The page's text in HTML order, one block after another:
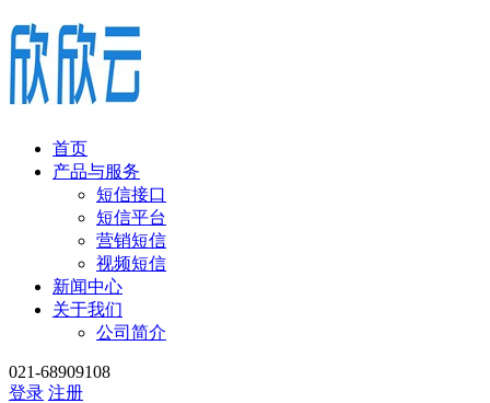
首页
产品与服务
短信接口
短信平台
营销短信
视频短信
新闻中心
关于我们
公司简介
021-68909108
登录 注册